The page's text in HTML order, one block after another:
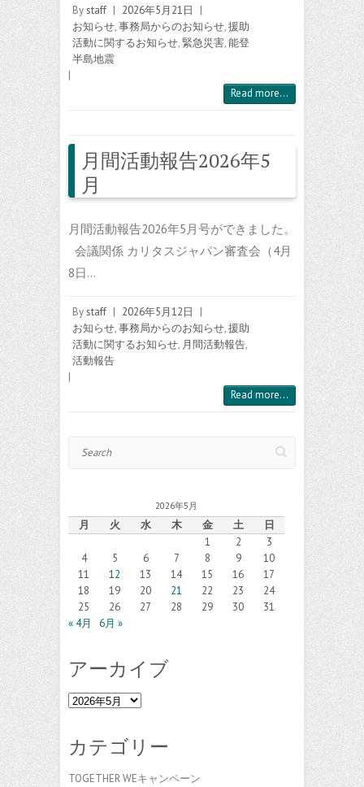
Bystaff | 2026年5月21日
|
お知らせ,事務局からのお知らせ,援助
活動に関するお知らせ,緊急災害,能登
半島地震
|
Read more...
月間活動報告2026年5
月
月間活動報告2026年5月号ができました。
会議関係 カリタスジャパン審査会（4月
8日…
Bystaff | 2026年5月12日
|
お知らせ,事務局からのお知らせ,援助
活動に関するお知らせ, 月間活動報告,
活動報告
|
Read more...
2026年5月
月 火 水 木 金 土
日
1
2
3
4
5 6 7 8 9
10
11
12 13 14 15 16
17
18
19 20 21 22 23
24
25
26 27 28 29 30
31
« 4月
6月 »
アーカイブ
ア
イ
カテゴリー
TOGETHER WEキャンペーン